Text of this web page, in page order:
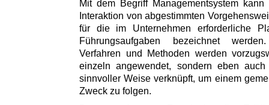
Mit dem Begriff Managementsystem
Interaktion von abgestimmten
für die im Unternehmen erforderliche
Führungsaufgaben bezeichnet
Verfahren und Methoden werden
einzeln angewendet, sondern eben
sinnvoller Weise verknüpft, um einem
Zweck zu folgen.